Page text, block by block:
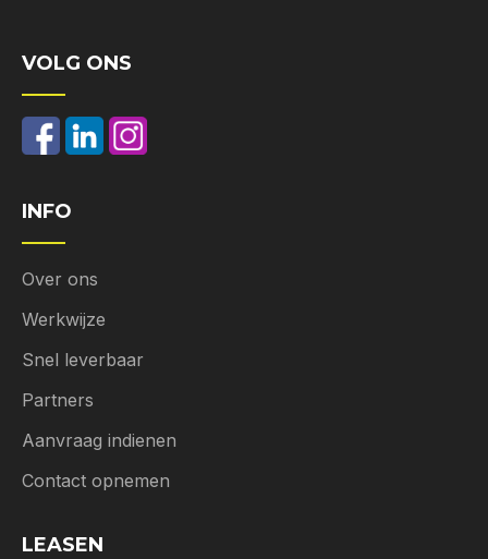
VOLG ONS
INFO
Over ons
Werkwijze
Snel leverbaar
Partners
Aanvraag indienen
Contact opnemen
LEASEN